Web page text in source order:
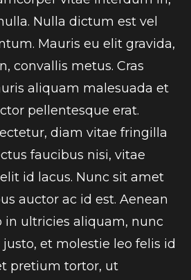
Nulla dictum est vel
Mauris eu elit gravida,
convallis metus. Cras
aliquam malesuada et
pellentesque erat.
diam vitae fringilla
faucibus nisi, vitae
id lacus. Nunc sit amet
auctor ac id est. Aenean
in ultricies aliquam, nunc
et molestie leo felis id
pretium tortor, ut